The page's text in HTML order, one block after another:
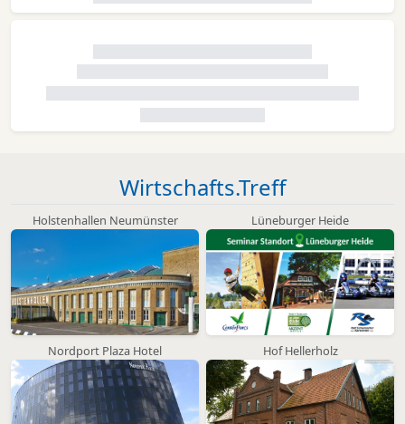
Wirtschafts.Treff
Holstenhallen Neumünster Lüneburger Heide
Nordport Plaza Hotel Hof Hellerholz